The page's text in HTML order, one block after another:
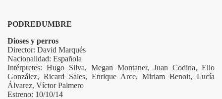
PODREDUMBRE
Dioses y perros
Director: David Marqués
Nacionalidad: Española
Intérpretes: Hugo Silva, Megan Montaner, Juan Codina, Elio
González, Ricard Sales, Enrique Arce, Miriam Benoit, Lucía
Álvarez, Víctor Palmero
Estreno: 10/10/14